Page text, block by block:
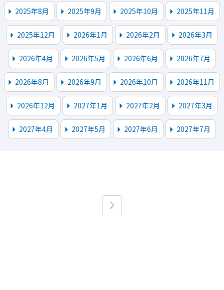
2025年8月 2025年9月 2025年10月 2025年11月
2025年12月 2026年1月 2026年2月 2026年3月
2026年4月 2026年5月 2026年6月 2026年7月
2026年8月 2026年9月 2026年10月 2026年11月
2026年12月 2027年1月 2027年2月 2027年3月
2027年4月 2027年5月 2027年6月 2027年7月